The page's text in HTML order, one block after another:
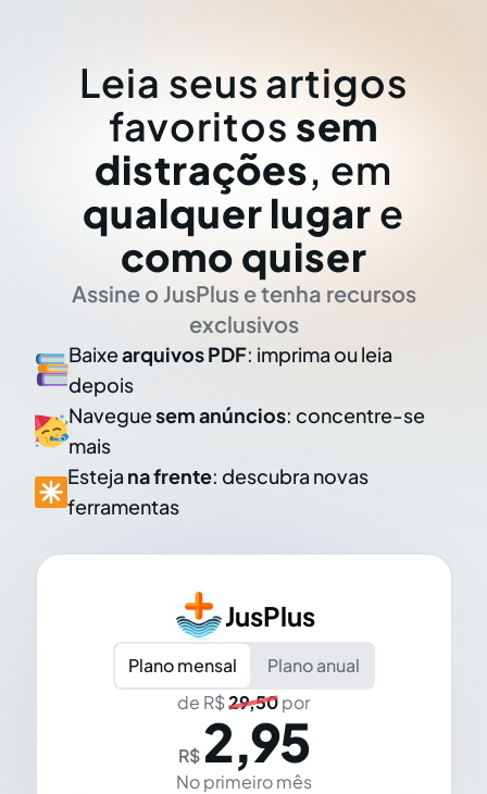
Leia seus artigos
favoritos sem
distrações, em
qualquer lugar e
como quiser
Assine o JusPlus e tenha recursos
exclusivos
Baixearquivos PDF: imprima ou leia
depois
Naveguesem anúncios: concentre-se
mais
Esteja na frente: descubra novas
ferramentas
JusPlus
Plano mensal
Plano anual
de R$29,50por
R$ 2,95
No primeiro mês